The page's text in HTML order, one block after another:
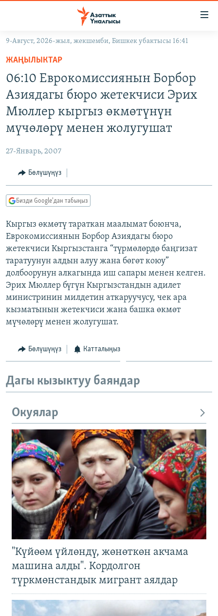
Навигацияга
өтүңүз
салыңызКЫРГЫЗСТАН
УКРАИНА
БҮГҮН АЗАТТЫКТА
ЭКСПЕРТТЕР ТАЛДАЙТ
БИЗ ЖАНА ДҮЙНӨ
ЭЖЕ-СИҢДИЛЕР
АЗАТТЫК+
ЫҢГАЙСЫЗ СУРООЛОР
ПОДКАСТ
ӨЗГӨЧӨ ПИКИР
Русский
ОНЛАЙН ШЕРИНЕ
ЭЕ/АРнун бардык сайттары
9-Август, 2026-жыл, жекшемби, Бишкек убактысы 16:41
ЖАҢЫЛЫКТАР
06:10 Еврокомиссиянын Борбор
Азиядагы бюро жетекчиси Эрих
Мюллер кыргыз өкмөтүнүн
мүчөлөрү менен жолугушат
27-Январь, 2007
Бөлүшүңүз
Бизди Google'дан табыңыз
Кыргыз өкмөтү тараткан маалымат боюнча,
Еврокомиссиянын Борбор Азиядагы бюро
жетекчиси Кыргызстанга “түрмөлөрдө баңгизат
таратуунун алдын алуу жана бөгөт коюу”
долбоорунун алкагында иш сапары менен келген.
Эрих Мюллер бүгүн Кыргызстандын адилет
министринин милдетин аткаруучусу, чек ара
кызматынын жетекчиси жана башка өкмөт
мүчөлөрү менен жолугушат.
Бөлүшүңүз Катталыңыз
Дагы кызыктуу баяндар
Окуялар
"Күйөөм үйлөндү, жөнөткөн акчама
машина алды". Кордолгон
түркмөнстандык мигрант аялдар